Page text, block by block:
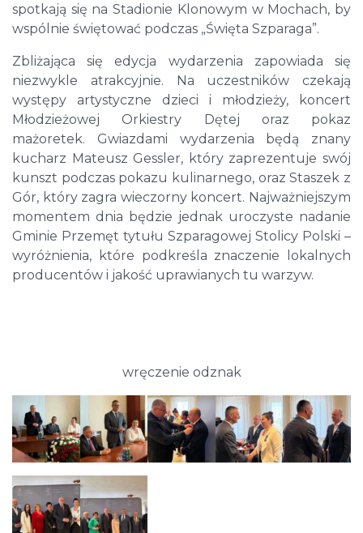
spotkają się na Stadionie Klonowym w Mochach, by
wspólnie świętować podczas „Święta Szparaga”.
Zbliżająca się edycja wydarzenia zapowiada się
niezwykle atrakcyjnie. Na uczestników czekają
występy artystyczne dzieci i młodzieży, koncert
Młodzieżowej Orkiestry Dętej oraz pokaz
mażoretek. Gwiazdami wydarzenia będą znany
kucharz Mateusz Gessler, który zaprezentuje swój
kunszt podczas pokazu kulinarnego, oraz Staszek z
Gór, który zagra wieczorny koncert. Najważniejszym
momentem dnia będzie jednak uroczyste nadanie
Gminie Przemęt tytułu Szparagowej Stolicy Polski –
wyróżnienia, które podkreśla znaczenie lokalnych
producentów i jakość uprawianych tu warzyw.
wręczenie odznak